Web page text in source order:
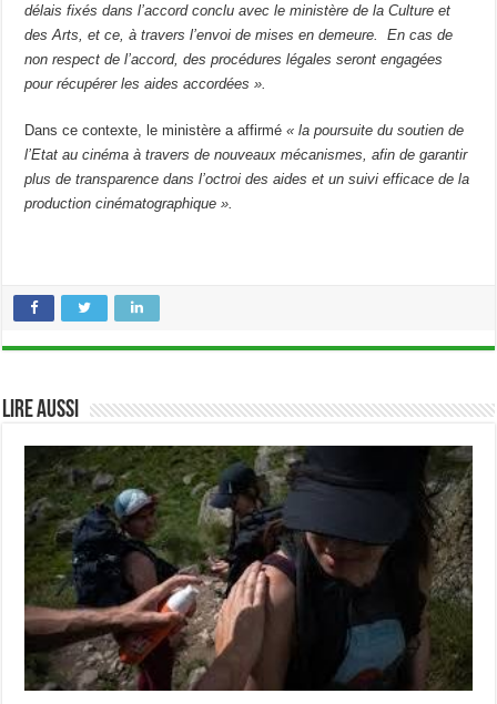
délais fixés dans l’accord conclu avec le ministère de la Culture et
des Arts, et ce, à travers l’envoi de mises en demeure. En cas de
non respect de l’accord, des procédures légales seront engagées
pour récupérer les aides accordées ».
Dans ce contexte, le ministère a affirmé« la poursuite du soutien de
l’Etat au cinéma à travers de nouveaux mécanismes, afin de garantir
plus de transparence dans l’octroi des aides et un suivi efficace de la
production cinématographique ».
Lire aussi